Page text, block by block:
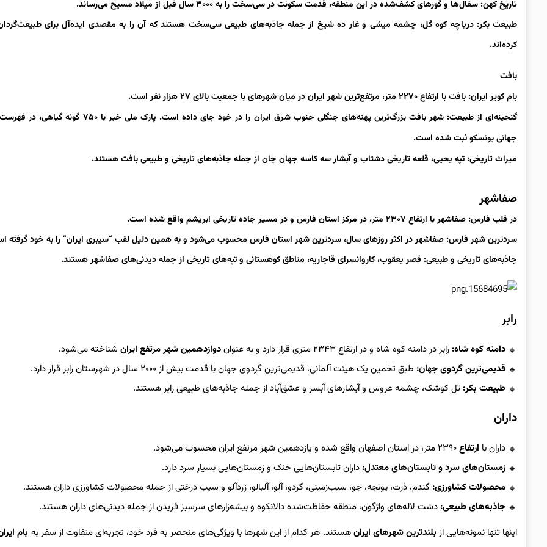
تاریخ کهن: سفال‌ها و گورهای کشف‌شده در این منطقه، قدمت سکونت در سی‌سخت را به ۳۰۰۰ سال قبل از میلاد مسیح می‌رساند.
طبیعت بکر: دریاچه کوه گل، چشمه میشی و غار ده شیخ از جمله جاذبه‌های طبیعی سی‌سخت هستند که آن را به مقصدی ایده‌آل برای
کرده‌اند.
بافت
بام کویر ایران: بافت با ارتفاع ۲۲۷۰ متر، مرتفع‌ترین شهر ایران در میان شهرهای با جمعیت بالای ۲۷ هزار نفر است.
گنجینه‌ای از طبیعت: شهر بافت بزرگ‌ترین پهنه‌های جنگلی جنوب شرق ایران را در خود جای داده است. پارک ملی
جهانی یونسکو ثبت شده است.
میراث تاریخی: تپه یحیی، قلعه تاریخی دشتاب و آبشار سه کاسه جهان جان از جمله جاذبه‌های تاریخی و طبیعی بافت هستند.
صفاشهر
در قلب فارس: صفاشهر با ارتفاع ۲۳۰۷ متر، در مرکز استان فارس و در مسیر جاده تاریخی ابریشم واقع شده است.
سردترین شهر فارس: صفاشهر در اکثر روزهای سال، سردترین شهر استان فارس محسوب می‌شود و به همین دلیل لقب “سیبری ایران” را به خود گرفته
جاذبه‌های تاریخی و طبیعی: قصر یعقوب، کاروانسرای قاجاریه، مناطق کوهستانی و تپه‌های تاریخی از جمله دیدنی‌های صفاشهر هستند.
رابر
دامنه کوه شاه: رابر در دامنه کوه شاه و در ارتفاع ۲۳۴۳ متری قرار دارد و به عنوان دوازدهمین شهر مرتفع ایرانشناخته می‌شود.
قدیمی‌ترین گردوی جهان: طبق تخمین یک هیئت آلمانی، قدیمی‌ترین گردوی جهان با قدمت بیش از ۲۰۰۰ سال در شهرستان رابر قرار دارد.
طبیعت بکر: تل کوشک، چشمه عروس و آبشارهای آبسر و عشق‌آباد از جمله جاذبه‌های طبیعی رابر هستند.
داران
داران با ارتفاع۲۳۹۰ متر، در استان اصفهان واقع شده و یازدهمین شهر مرتفع ایران محسوب می‌شود.
زمستان‌های سرد و تابستان‌های معتدل: داران تابستان‌هایی خنک و زمستان‌هایی بسیار سرد دارد.
محصولات کشاورزی: گندم، ذرت، یونجه، جو، سیب‌زمینی، گردو، آلو، آلبالو، زردآلو و سیب درختی از جمله محصولات کشاورزی داران هستند.
جاذبه‌های طبیعی: دشت لاله‌های واژگون، منطقه حفاظت‌شده دالانکوه و بیشه‌زارهای سرسبز فریدن از جمله دیدنی‌های داران هستند.
اینها تنها نمونه‌هایی از بلندترین شهرهای ایرانهستند. هر کدام از این شهرها با ویژگی‌های منحصر به فرد خود، تجربه‌ای متفاوت از سفر به بام